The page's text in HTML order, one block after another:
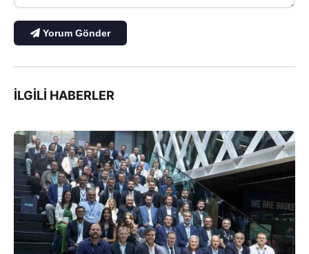
Yorum Gönder
İLGILI HABERLER